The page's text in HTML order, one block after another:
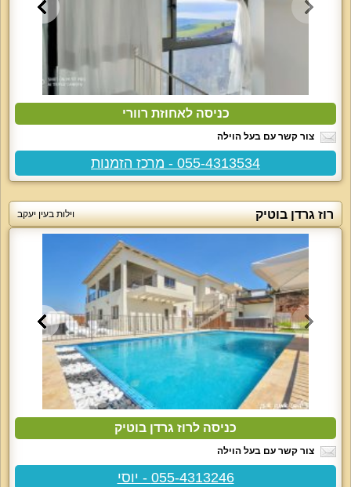
כניסה לאחוזת רוורי
צור קשר עם בעל הוילה
055-4313534 - מרכז הזמנות
רוז גרדן בוטיק וילות בעין יעקב
כניסה לרוז גרדן בוטיק
צור קשר עם בעל הוילה
055-4313246 - יוסי